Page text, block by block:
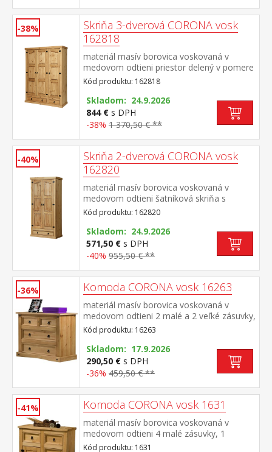
-38%
Skriňa 3-dverová CORONA vosk
162818
materiál masív borovica voskovaná v
medovom odtieni priestor delený v pomere
2:1 širšia časť šatníková tyč a polica, užšia
časť 3 police v spodnej časti 1 veľká a 1
malá zásuvka, kovové ozdobné
úchytky odporúčaný nadstavec CORONA
16952 súčasť zostavy Corona
Kód produktu: 162818
Skladom: 24.9.2026
844 € s DPH
-38% 1 370,50 € **
-40%
Skriňa 2-dverová CORONA vosk
162820
materiál masív borovica voskovaná v
medovom odtieni šatníková skriňa s
šatníkovou tyčou a policou na klobúky v
spodnej časti veľká zásuvka, kovové
ozdobné úchytky odporúčaný nadstavec
CORONA 16951 súčasť zostavy Corona
Kód produktu: 162820
Skladom: 24.9.2026
571,50 € s DPH
-40% 955,50 € **
-36% Komoda CORONA vosk 16263
materiál masív borovica voskovaná v
medovom odtieni 2 malé a 2 veľké zásuvky,
kovové ozdobné úchytky vhodný doplnok je
nadstavec CORONA 16463 súčasť zostavy
Corona
Kód produktu: 16263
Skladom: 17.9.2026
290,50 € s DPH
-36% 459,50 € **
-41% Komoda CORONA vosk 1631
materiál masív borovica voskovaná v
medovom odtieni 4 malé zásuvky, 1
dvierka, kovové ozdobné úchytky možné
Kód produktu: 1631